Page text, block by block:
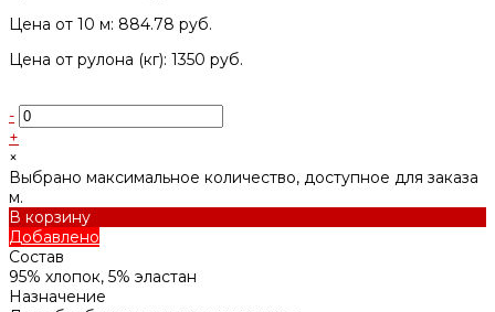
Цена от 10 м: 884.78 руб.
Цена от рулона (кг): 1350 руб.
-
+
×
Выбрано максимальное количество, доступное для заказа
м.
В корзину
Добавлено
Состав
95% хлопок, 5% эластан
Назначение